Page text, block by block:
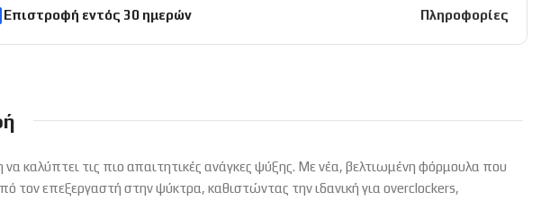
Επιστροφή εντός 30 ημερών Πληροφορίες
να καλύπτει τις πιο απαιτητικές ανάγκες ψύξης. Με νέα, βελτιωμένη φόρμουλα που
τον επεξεργαστή στην ψύκτρα, καθιστώντας την ιδανική για overclockers,